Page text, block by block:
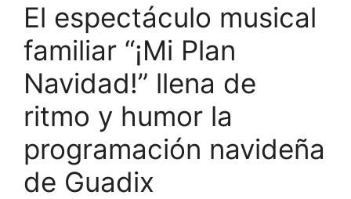
El espectáculo musical
familiar “¡Mi Plan
Navidad!” llena de
ritmo y humor la
programación navideña
de Guadix